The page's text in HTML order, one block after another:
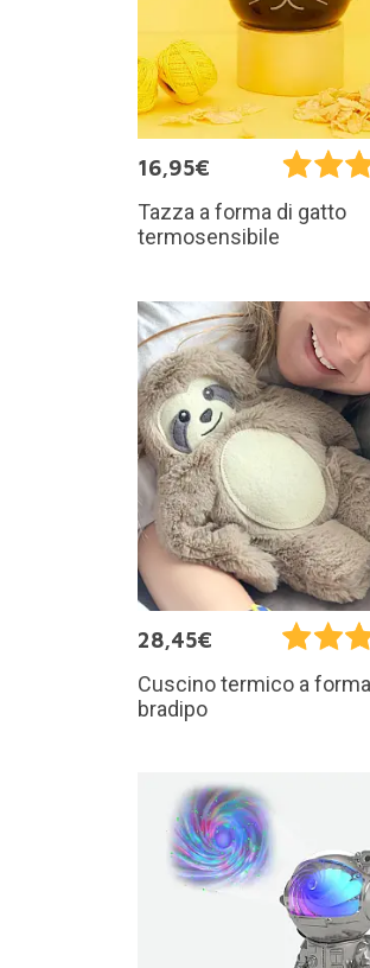
16,95€
Tazza a forma di gatto
termosensibile
28,45€
Cuscino termico a
bradipo